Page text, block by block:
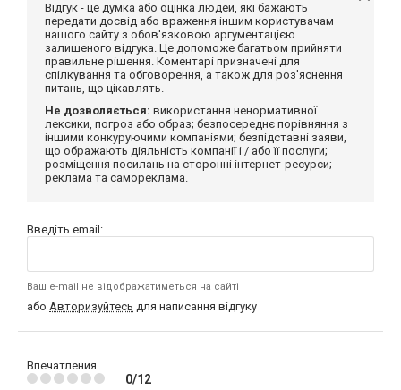
Відгук - це думка або оцінка людей, які бажають
передати досвід або враження іншим користувачам
нашого сайту з обов'язковою аргументацією
залишеного відгука. Це допоможе багатьом прийняти
правильне рішення. Коментарі призначені для
спілкування та обговорення, а також для роз'яснення
питань, що цікавлять.
Не дозволяється: використання ненормативної
лексики, погроз або образ; безпосереднє порівняння з
іншими конкуруючими компаніями; безпідставні заяви,
що ображають діяльність компанії і / або її послуги;
розміщення посилань на сторонні інтернет-ресурси;
реклама та самореклама.
Введіть email:
Ваш e-mail не відображатиметься на сайті
або Авторизуйтесь для написання відгуку
Впечатления
0/12